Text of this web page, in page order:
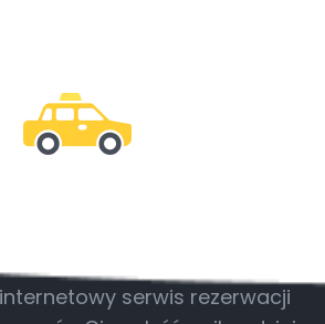
serwis rezerwacji